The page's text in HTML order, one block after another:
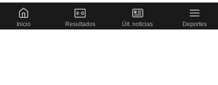
Inicio Resultados Últ. noticias Deportes